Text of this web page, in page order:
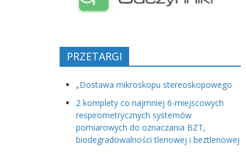
PRZETARGI
„Dostawa mikroskopu stereoskopowego
2 komplety co najmniej 6-miejscowych
respirometrycznych systemów
pomiarowych do oznaczania BZT,
biodegradowalności tlenowej i beztlenowej